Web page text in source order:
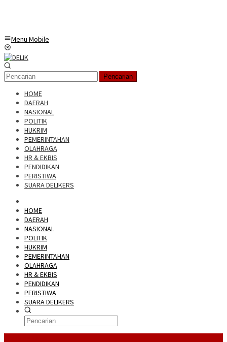
Menu Mobile
Pencarian
HOME
DAERAH
NASIONAL
POLITIK
HUKRIM
PEMERINTAHAN
OLAHRAGA
HR & EKBIS
PENDIDIKAN
PERISTIWA
SUARA DELIKERS
HOME
DAERAH
NASIONAL
POLITIK
HUKRIM
PEMERINTAHAN
OLAHRAGA
HR & EKBIS
PENDIDIKAN
PERISTIWA
SUARA DELIKERS